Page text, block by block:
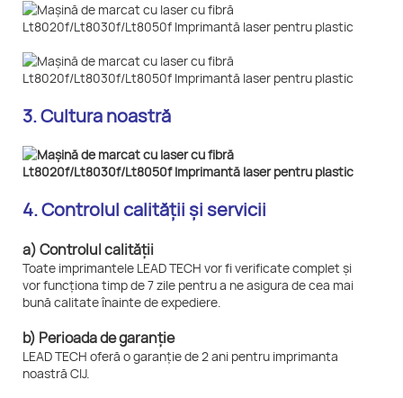
3. Cultura noastră
4. Controlul calității și servicii
a) Controlul calității
Toate imprimantele LEAD TECH vor fi verificate complet și
vor funcționa timp de 7 zile pentru a ne asigura de cea mai
bună calitate înainte de expediere.
b) Perioada de garanție
LEAD TECH oferă o garanție de 2 ani pentru imprimanta
noastră CIJ.